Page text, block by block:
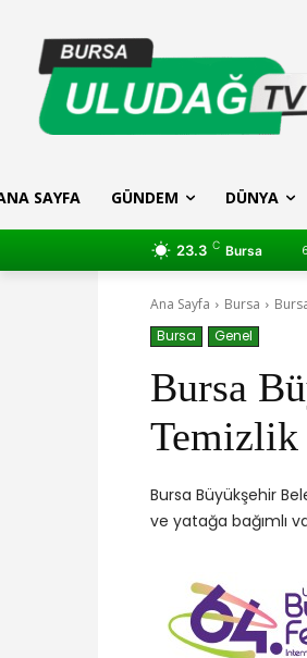
SAYFA GÜNDEM DÜNYA
23.3 C Bursa
Ana Sayfa Bursa
Bursa
Genel
Bursa
Temizlik
Bursa Büyükşehir
ve yatağa bağımlı